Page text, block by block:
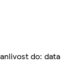
do: data